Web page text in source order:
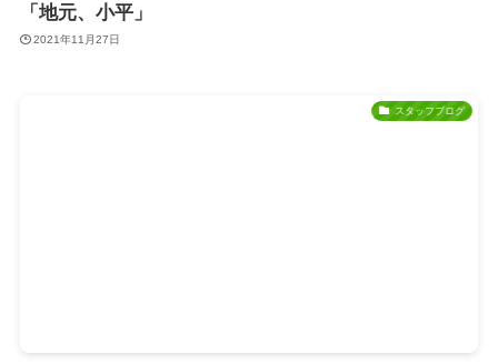
「地元、小平」
2021年11月27日
スタッフブログ